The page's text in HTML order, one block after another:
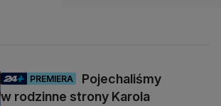
PREMIERA
Pojechaliśmy
w rodzinne strony Karola